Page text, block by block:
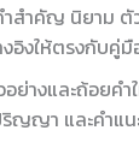
สำคัญ นิยาม ตั
อิงให้ตรงกับคู่
ย่างและถ้อยคำ
ญญา และคำแน